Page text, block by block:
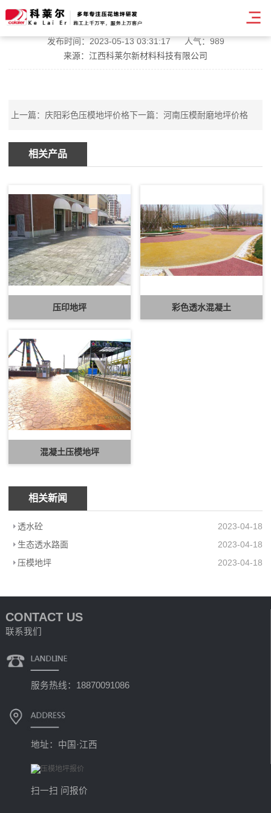
辽宁景区压模地坪价格
发布时间：2023-05-13 03:31:17
人气：989
来源：江西科莱尔新材料科技有限公司
上一篇： 庆阳彩色压模地坪价格下一篇：河南压模耐磨地坪价格
相关产品
压印地坪 彩色透水混凝土
混凝土压模地坪
相关新闻
透水砼
2023-04-18
生态透水路面
2023-04-18
压模地坪
2023-04-18
CONTACT US
联系我们
服务热线：18870091086
地址：中国·江西
扫一扫 问报价